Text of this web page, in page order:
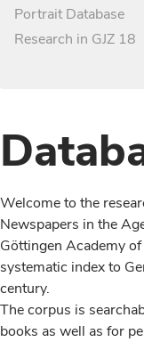
Portrait Database
Research in GJZ 18
Welcome to the
Newspapers in the
Göttingen Academy
systematic index to
century.
The corpus is
books as well as for